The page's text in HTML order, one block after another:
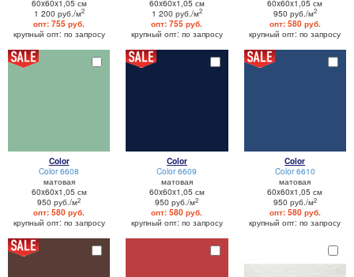
60x60x1,05 см
1 200 руб./м2
опт: 755 руб.
крупный опт: по запросу
60x60x1,05 см
1 200 руб./м2
опт: 755 руб.
крупный опт: по запросу
60x60x1,05 см
950 руб./м2
опт: 580 руб.
крупный опт: по запросу
Color
Color 6608
матовая
60x60x1,05 см
950 руб./м2
опт: 580 руб.
крупный опт: по запросу
Color
Color 6609
матовая
60x60x1,05 см
950 руб./м2
опт: 580 руб.
крупный опт: по запросу
Color
Color 6610
матовая
60x60x1,05 см
950 руб./м2
опт: 580 руб.
крупный опт: по запросу